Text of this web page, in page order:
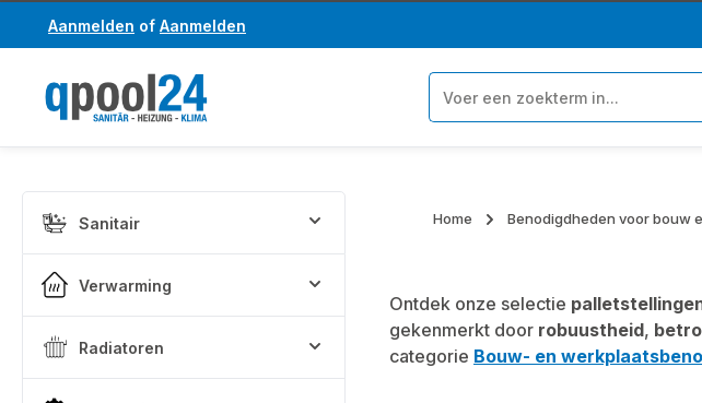
naar de hoofdinhoud
Ga naar de zoekopdracht
Aanmelden of Aanmelden
Sanitair
Verwarming
Radiatoren
Home Benodigdheden voor bouw
Ontdek onze selectie
gekenmerkt door robuustheid,
categorie Bouw- en